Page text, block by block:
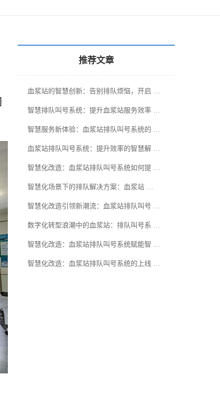
推荐文章
血浆站的智慧创新：告别排队烦恼，开启 …
智慧排队叫号系统：提升血浆站服务效率 …
智慧服务新体验：血浆站排队叫号系统的 …
血浆站排队叫号系统：提升效率的智慧解 …
智慧化改造：血浆站排队叫号系统如何提 …
智慧化场景下的排队解决方案：血浆站 …
智慧化改造引领新潮流：血浆站排队叫号 …
数字化转型浪潮中的血浆站：排队叫号系 …
智慧化改造：血浆站排队叫号系统赋能智 …
智慧化改造：血浆站排队叫号系统的上线 …